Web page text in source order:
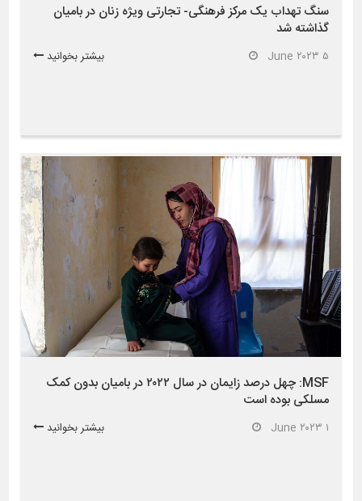
سنگ تهداب یک مرکز فرهنگی- تجارتی ویژه زنان در بامیان
گذاشته شد
۵ June ۲۰۲۳ بیشتر بخوانید
MSF: چهل درصد زایمان در سال ۲۰۲۲ در بامیان بدون کمک
مسلکی بوده است
۱ June ۲۰۲۳ بیشتر بخوانید